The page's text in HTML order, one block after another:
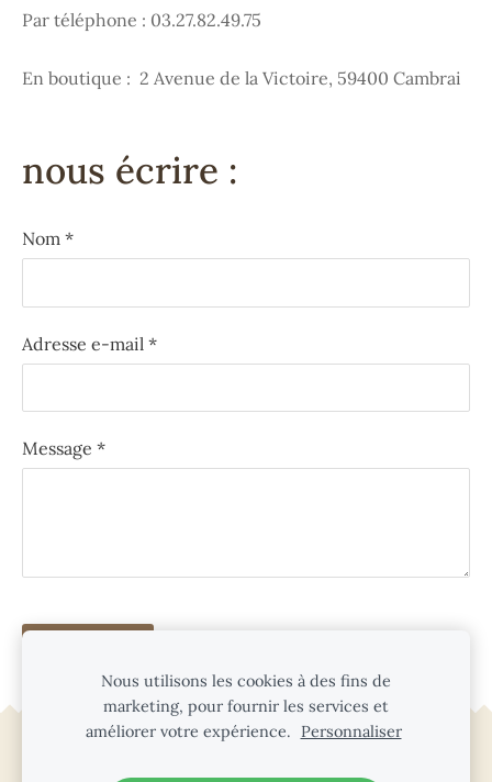
Par téléphone : 03.27.82.49.75
En boutique : 2 Avenue de la Victoire, 59400 Cambrai
nous écrire :
Nom *
Adresse e-mail *
Message *
Cookies
Nous utilisons les cookies à des fins de
marketing, pour fournir les services et
améliorer votre expérience.
Personnaliser